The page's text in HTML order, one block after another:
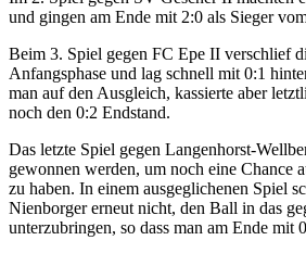
und gingen am Ende mit 2:0 als Sieger
Beim 3. Spiel gegen FC Epe II verschlief
Anfangsphase und lag schnell mit 0:1
man auf den Ausgleich, kassierte aber
noch den 0:2 Endstand.
Das letzte Spiel gegen Langenhorst-
gewonnen werden, um noch eine Chance
zu haben. In einem ausgeglichenen Spiel
Nienborger erneut nicht, den Ball in das
unterzubringen, so dass man am Ende mit